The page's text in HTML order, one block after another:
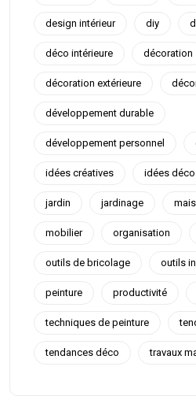
design intérieur diy
déco intérieure décoration
décoration extérieure
développement durable
développement personnel
idées créatives idées déco
jardin jardinage
mobilier organisation
outils de bricolage outils
peinture productivité
techniques de peinture
tendances déco travaux